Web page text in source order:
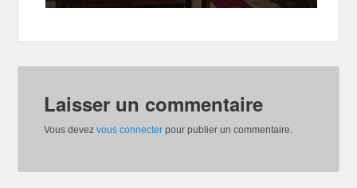
Laisser un commentaire
Vous devezvous connecter pour publier un commentaire.